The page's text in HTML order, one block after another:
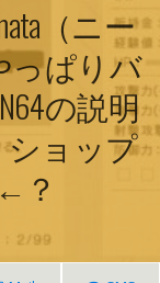
（ニー
っぱりバ
の説明
ョップ
？